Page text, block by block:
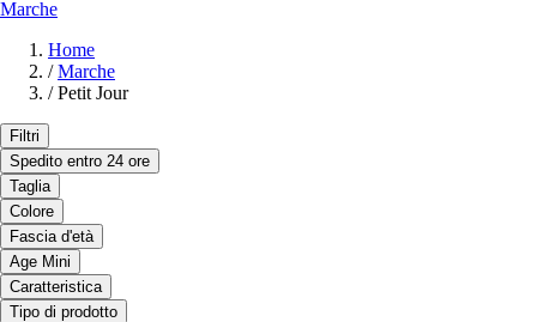
Marche
Home
/ Marche
/ Petit Jour
Filtri
Spedito entro 24 ore
Taglia
Colore
Fascia d'età
Age Mini
Caratteristica
Tipo di prodotto